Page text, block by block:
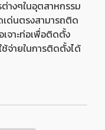
างๆในอุตสาหกรรม
ด่นตรงสามารถติด
จาะท่อเพื่อติดตั้ง
ช้จ่ายในการติดตั้งได้